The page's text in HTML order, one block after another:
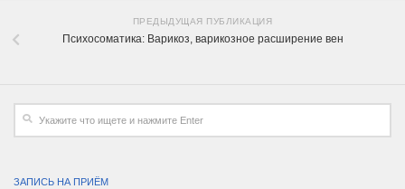
ПРЕДЫДУЩАЯ ПУБЛИКАЦИЯ
Психосоматика: Варикоз, варикозное расширение вен
ЗАПИСЬ НА ПРИЁМ